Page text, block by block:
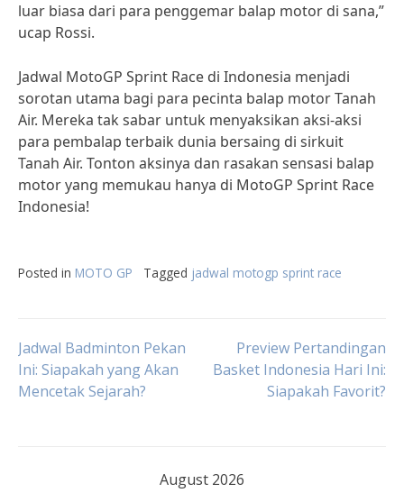
luar biasa dari para penggemar balap motor di sana,”
ucap Rossi.
Jadwal MotoGP Sprint Race di Indonesia menjadi
sorotan utama bagi para pecinta balap motor Tanah
Air. Mereka tak sabar untuk menyaksikan aksi-aksi
para pembalap terbaik dunia bersaing di sirkuit
Tanah Air. Tonton aksinya dan rasakan sensasi balap
motor yang memukau hanya di MotoGP Sprint Race
Indonesia!
Posted in MOTO GP Tagged jadwal motogp sprint race
Post
navigation
Jadwal Badminton Pekan
Ini: Siapakah yang Akan
Mencetak Sejarah?
Preview Pertandingan
Basket Indonesia Hari Ini:
Siapakah Favorit?
August 2026